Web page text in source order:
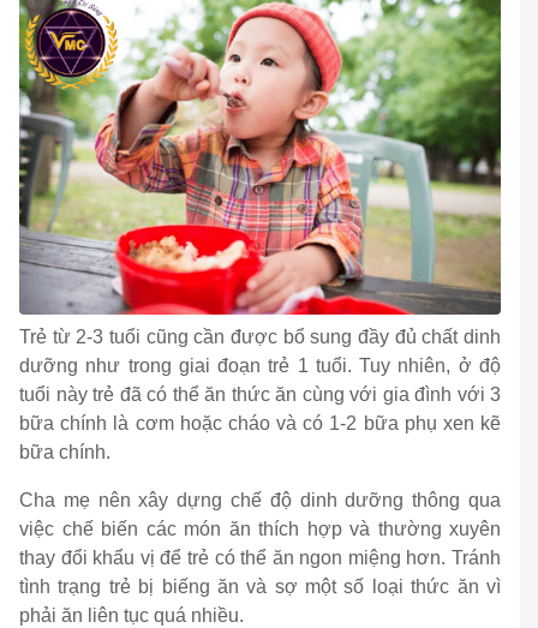
Trẻ từ 2-3 tuổi cũng cần được bổ sung đầy đủ chất dinh
dưỡng như trong giai đoạn trẻ 1 tuổi. Tuy nhiên, ở độ
tuổi này trẻ đã có thể ăn thức ăn cùng với gia đình với 3
bữa chính là cơm hoặc cháo và có 1-2 bữa phụ xen kẽ
bữa chính.
Cha mẹ nên xây dựng chế độ dinh dưỡng thông qua
việc chế biến các món ăn thích hợp và thường xuyên
thay đổi khẩu vị để trẻ có thể ăn ngon miệng hơn. Tránh
tình trạng trẻ bị biếng ăn và sợ một số loại thức ăn vì
phải ăn liên tục quá nhiều.